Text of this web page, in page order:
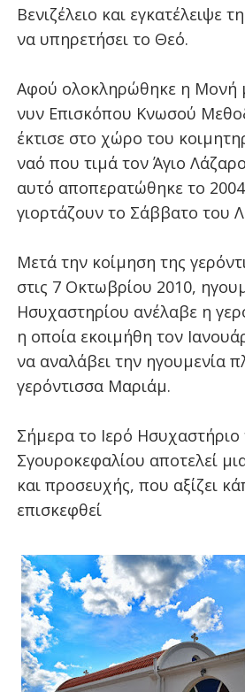
Βενιζέλειο και εγκατέλειψε
να υπηρετήσει το Θεό.
Αφού ολοκληρώθηκε η Μονή
νυν Επισκόπου Κνωσού
έκτισε στο χώρο του
ναό που τιμά τον Άγιο
αυτό αποπερατώθηκε το 2004
γιορτάζουν το Σάββατο του
Μετά την κοίμηση της
στις 7 Οκτωβρίου 2010,
Ησυχαστηρίου ανέλαβε η
η οποία εκοιμήθη τον
να αναλάβει την ηγουμενία
γερόντισσα Μαριάμ.
Σήμερα το Ιερό Ησυχαστήριο
Σγουροκεφαλίου αποτελεί
και προσευχής, που αξίζει
επισκεφθεί